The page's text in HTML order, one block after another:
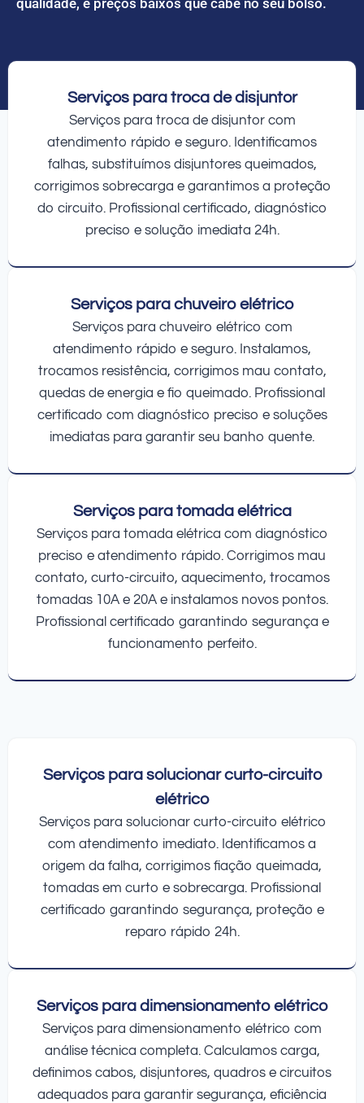
Serviços para troca de disjuntor
Serviços para troca de disjuntor com
atendimento rápido e seguro. Identificamos
falhas, substituímos disjuntores queimados,
corrigimos sobrecarga e garantimos a proteção
do circuito. Profissional certificado, diagnóstico
preciso e solução imediata 24h.
Serviços para chuveiro elétrico
Serviços para chuveiro elétrico com
atendimento rápido e seguro. Instalamos,
trocamos resistência, corrigimos mau contato,
quedas de energia e fio queimado. Profissional
certificado com diagnóstico preciso e soluções
imediatas para garantir seu banho quente.
Serviços para tomada elétrica
Serviços para tomada elétrica com diagnóstico
preciso e atendimento rápido. Corrigimos mau
contato, curto-circuito, aquecimento, trocamos
tomadas 10A e 20A e instalamos novos pontos.
Profissional certificado garantindo segurança e
funcionamento perfeito.
Serviços para solucionar curto-circuito
elétrico
Serviços para solucionar curto-circuito elétrico
com atendimento imediato. Identificamos a
origem da falha, corrigimos fiação queimada,
tomadas em curto e sobrecarga. Profissional
certificado garantindo segurança, proteção e
reparo rápido 24h.
Serviços para dimensionamento elétrico
Serviços para dimensionamento elétrico com
análise técnica completa. Calculamos carga,
definimos cabos, disjuntores, quadros e circuitos
adequados para garantir segurança, eficiência